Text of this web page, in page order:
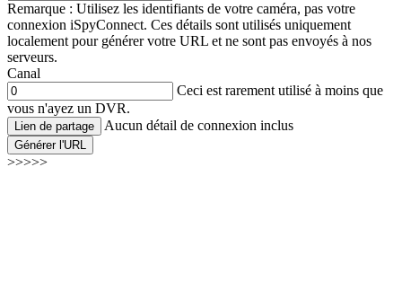
Remarque : Utilisez les identifiants de votre caméra, pas votre
connexion iSpyConnect. Ces détails sont utilisés uniquement
localement pour générer votre URL et ne sont pas envoyés à nos
serveurs.
Canal
Ceci est rarement utilisé à moins que
vous n'ayez un DVR.
Lien de partage Aucun détail de connexion inclus
Générer l'URL
>>>>>